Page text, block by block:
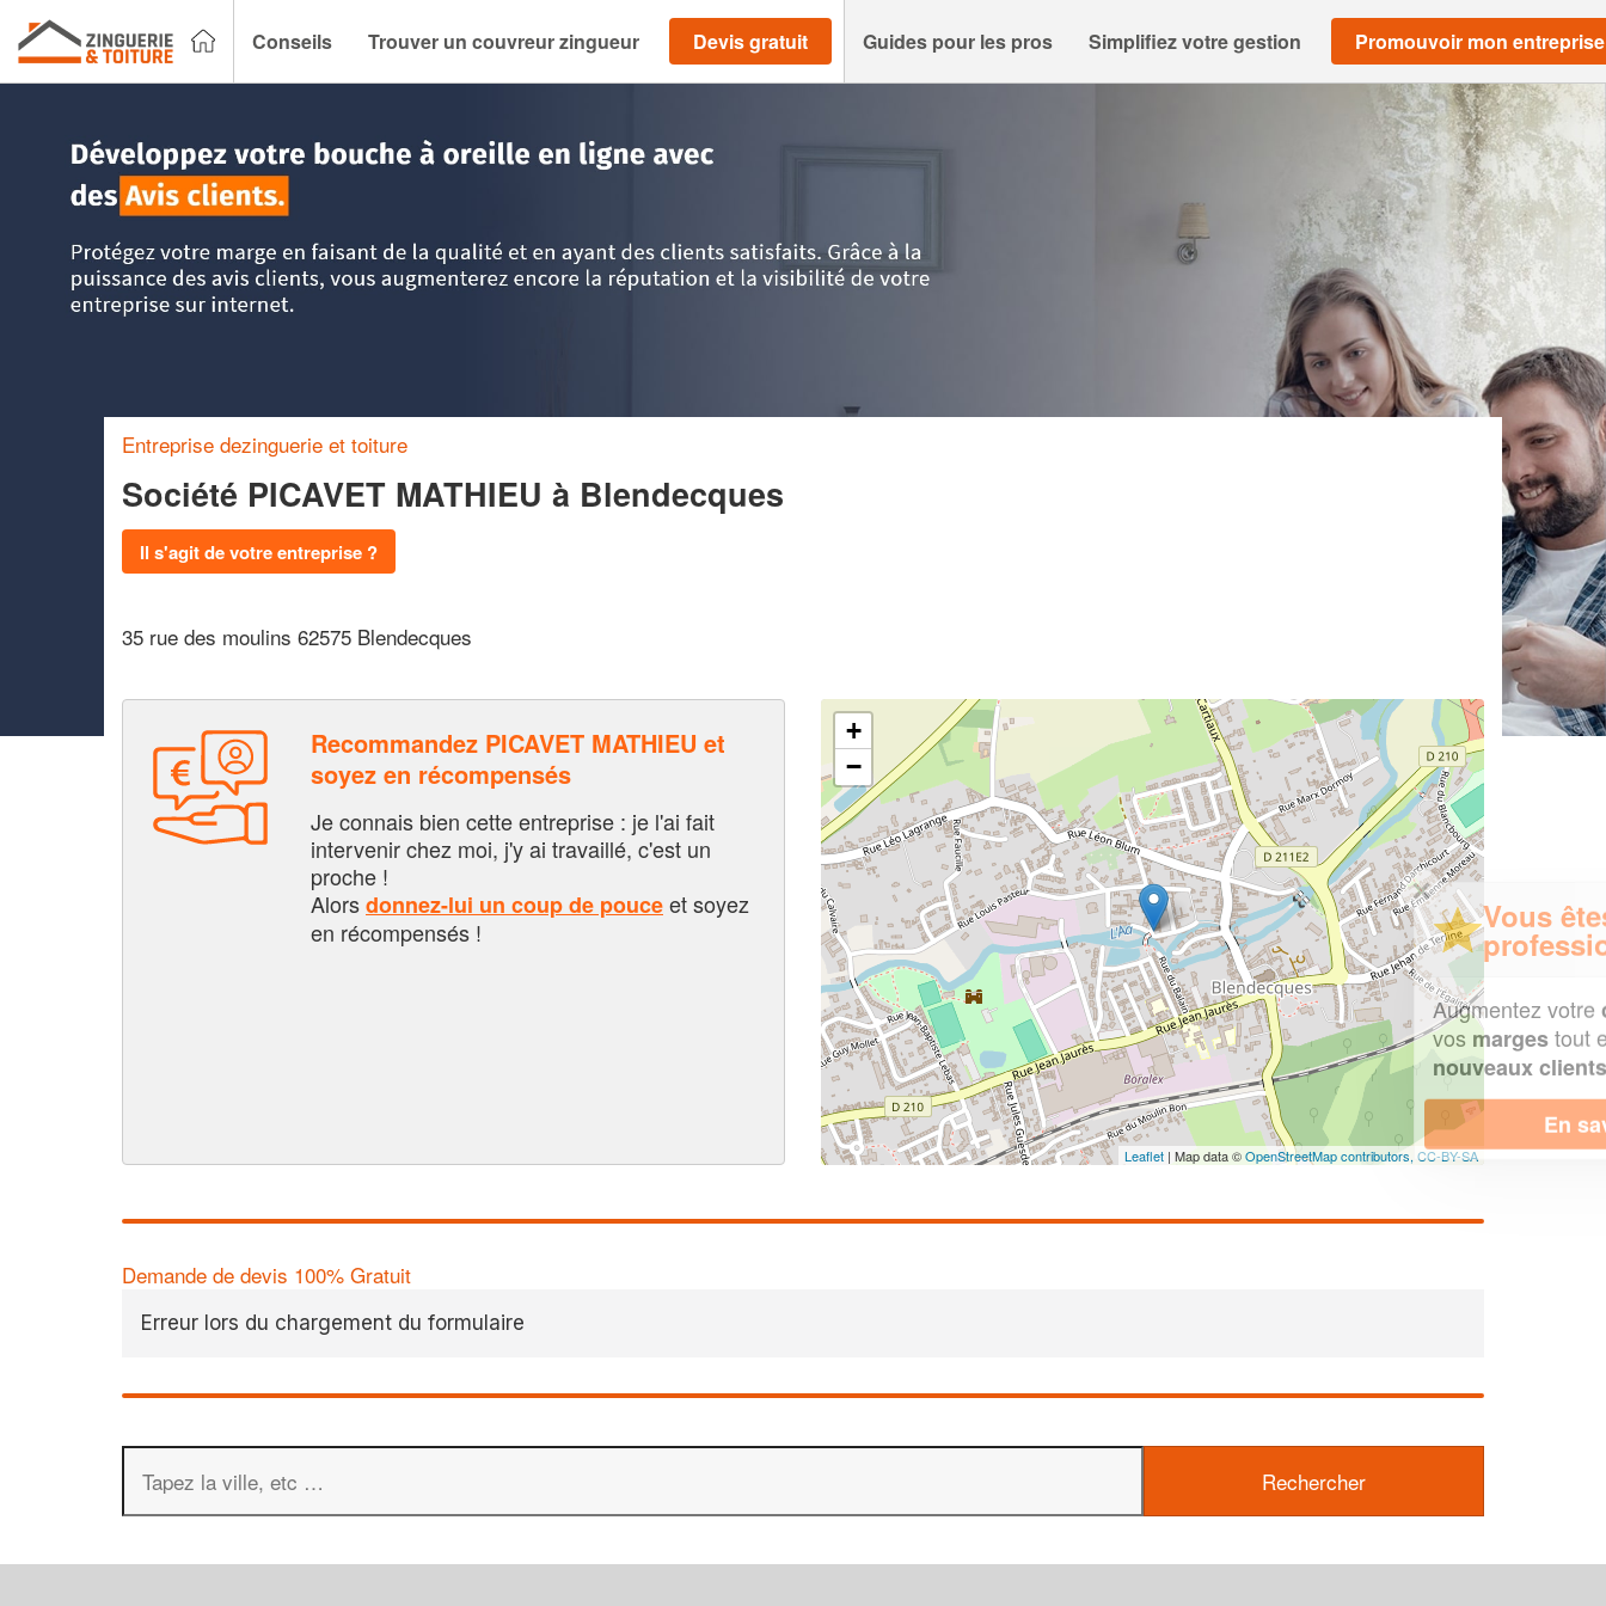
Conseils Trouver un couvreur zingueur Devis gratuit Guides pour les pros Simplifiez votre gestion Promouvoir mon entreprise
Entreprise dezinguerie et toiture
Société PICAVET MATHIEU à Blendecques
Il s'agit de votre entreprise ?
35 rue des moulins 62575 Blendecques
Recommandez PICAVET MATHIEU et
soyez en récompensés
Je connais bien cette entreprise : je l'ai fait
intervenir chez moi, j'y ai travaillé, c'est un
proche !
Alorsdonnez-lui un coup de pouceet soyez
en récompensés !
+
−
Leaflet | Map data ©OpenStreetMap contributors, CC-BY-SA
Demande de devis 100% Gratuit
Erreur lors du chargement du formulaire
✕
Vous êtes un
professionnel ?
Augmentez votre chiffre d'affaireset
vosmargestout en gagnant de
nouveaux clients!
En savoir plus